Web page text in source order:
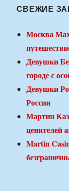
СВЕЖИЕ
Москва
Девушки
городе с
Девушки
России
Мартин
ценителей
Martin